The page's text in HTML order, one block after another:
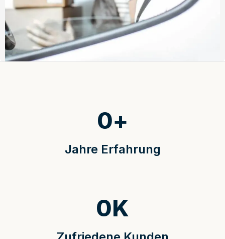
Jahre Erfahrung
0+
0K